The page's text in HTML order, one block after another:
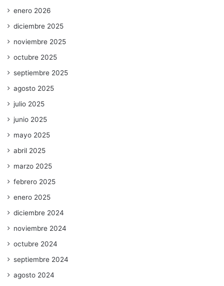
enero 2026
diciembre 2025
noviembre 2025
octubre 2025
septiembre 2025
agosto 2025
julio 2025
junio 2025
mayo 2025
abril 2025
marzo 2025
febrero 2025
enero 2025
diciembre 2024
noviembre 2024
octubre 2024
septiembre 2024
agosto 2024